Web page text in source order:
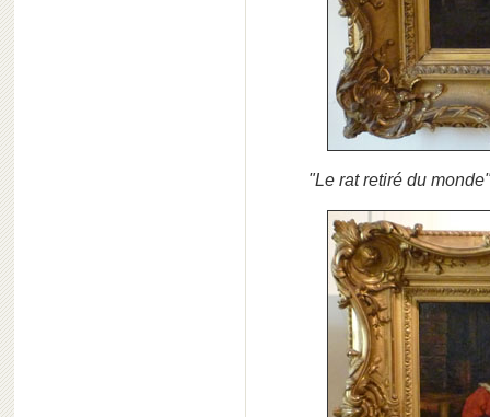
"Le rat retiré du